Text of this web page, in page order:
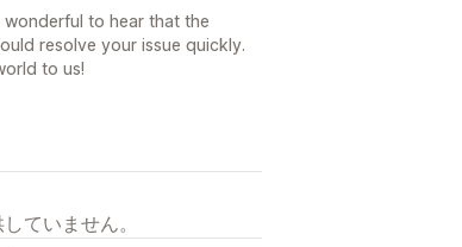
to hear that the
resolve your issue quickly.
to us!
ていません。